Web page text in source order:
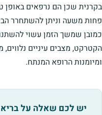
בקרנית שכן הם נרפאים באופן
פחות משעה וניתן להשתחרר
כמובן שמשך הזמן עשוי
הקטרקט, מצבים עיניים נלווים,
ומיומנות הרופא המנתח.
יש לכם שאלה על